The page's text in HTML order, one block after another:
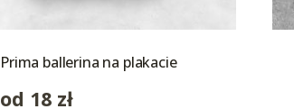
Prima ballerina na plakacie
od 18 zł